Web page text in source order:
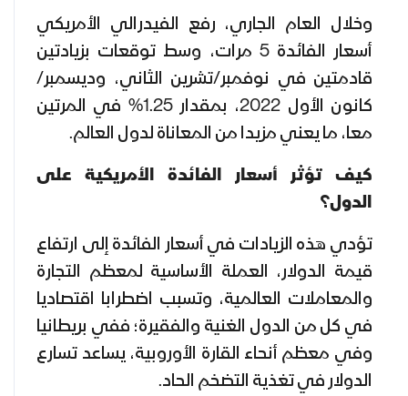
وخلال العام الجاري، رفع الفيدرالي الأمريكي
أسعار الفائدة 5 مرات، وسط توقعات بزيادتين
قادمتين في نوفمبر/تشرين الثاني، وديسمبر/
كانون الأول 2022، بمقدار 1.25% في المرتين
معا، ما يعني مزيدا من المعاناة لدول العالم.
كيف تؤثر أسعار الفائدة الأمريكية على
الدول؟
تؤدي هذه الزيادات في أسعار الفائدة إلى ارتفاع
قيمة الدولار، العملة الأساسية لمعظم التجارة
والمعاملات العالمية، وتسبب اضطرابا اقتصاديا
في كل من الدول الغنية والفقيرة؛ ففي بريطانيا
وفي معظم أنحاء القارة الأوروبية، يساعد تسارع
الدولار في تغذية التضخم الحاد.